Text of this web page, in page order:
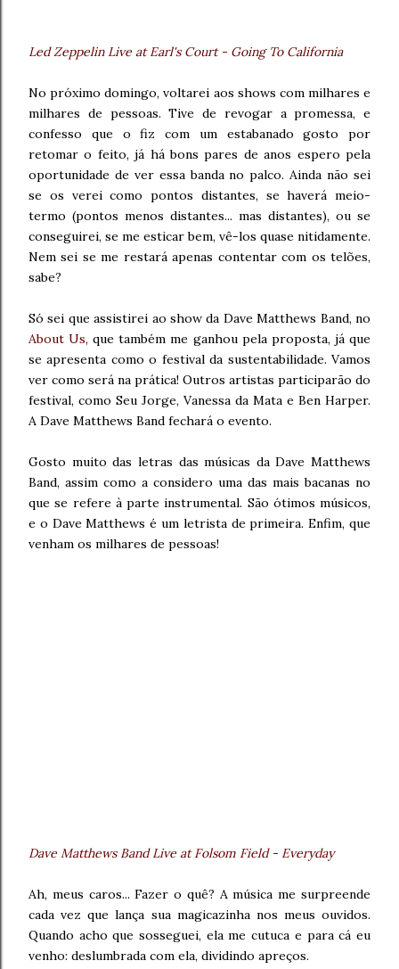
Led Zeppelin Live at Earl's Court - Going To California
No próximo domingo, voltarei aos shows com milhares e
milhares de pessoas. Tive de revogar a promessa, e
confesso que o fiz com um estabanado gosto por
retomar o feito, já há bons pares de anos espero pela
oportunidade de ver essa banda no palco. Ainda não sei
se os verei como pontos distantes, se haverá meio-
termo (pontos menos distantes... mas distantes), ou se
conseguirei, se me esticar bem, vê-los quase nitidamente.
Nem sei se me restará apenas contentar com os telões,
sabe?
Só sei que assistirei ao show da Dave Matthews Band, no
About Us, que também me ganhou pela proposta, já que
se apresenta como o festival da sustentabilidade. Vamos
ver como será na prática! Outros artistas participarão do
festival, como Seu Jorge, Vanessa da Mata e Ben Harper.
A Dave Matthews Band fechará o evento.
Gosto muito das letras das músicas da Dave Matthews
Band, assim como a considero uma das mais bacanas no
que se refere à parte instrumental. São ótimos músicos,
e o Dave Matthews é um letrista de primeira. Enfim, que
venham os milhares de pessoas!
Dave Matthews Band Live at Folsom Field - Everyday
Ah, meus caros... Fazer o quê? A música me surpreende
cada vez que lança sua magicazinha nos meus ouvidos.
Quando acho que sosseguei, ela me cutuca e para cá eu
venho: deslumbrada com ela, dividindo apreços.